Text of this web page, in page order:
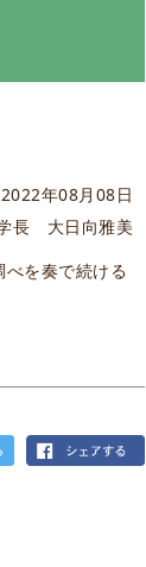
2022年08月08日
長 大日向雅美
を奏で続ける